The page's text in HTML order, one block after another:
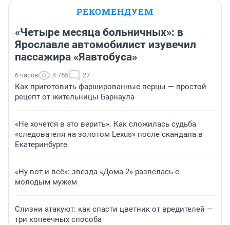
РЕКОМЕНДУЕМ
«Четыре месяца больничных»: в
Ярославле автомобилист изувечил
пассажира «Яавтобуса»
6 часов 4 755 27
Как приготовить фаршированные перцы — простой
рецепт от жительницы Барнаула
«Не хочется в это верить». Как сложилась судьба
«следователя на золотом Lexus» после скандала в
Екатеринбурге
«Ну вот и всё»: звезда «Дома-2» развелась с
молодым мужем
Слизни атакуют: как спасти цветник от вредителей —
три копеечных способа